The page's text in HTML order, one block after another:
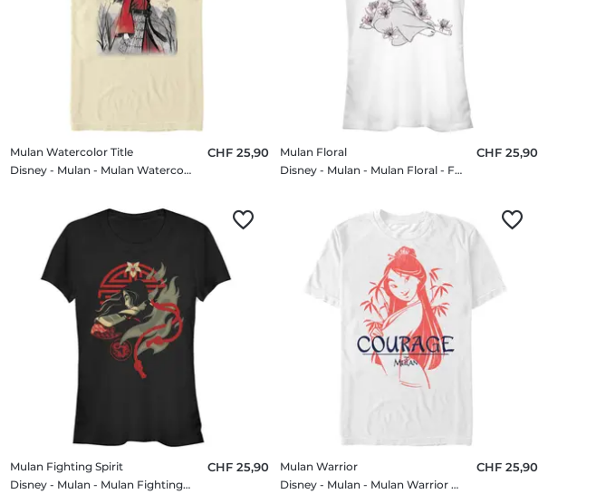
Mulan Watercolor Title
Disney - Mulan - Mulan Watercolor Title - Homme T-shirt
CHF 25,90
Mulan Floral
Disney - Mulan - Mulan Floral - Femme T-shirt
CHF 25,90
Mulan Fighting Spirit
Disney - Mulan - Mulan Fighting Spirit - Femme T-shirt
CHF 25,90
Mulan Warrior
Disney - Mulan - Mulan Warrior - Homme T-shirt
CHF 25,90